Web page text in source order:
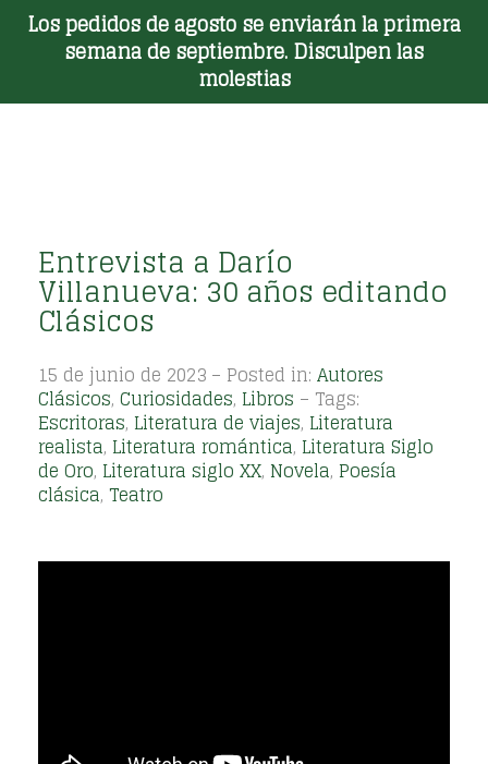
Los pedidos de agosto se enviarán la primera
semana de septiembre. Disculpen las
molestias
Toggle Menu
Entrevista a Darío
Villanueva: 30 años editando
Clásicos
15 de junio de 2023 – Posted in: Autores
Clásicos, Curiosidades, Libros – Tags:
Escritoras, Literatura de viajes, Literatura
realista, Literatura romántica, Literatura Siglo
de Oro, Literatura siglo XX, Novela, Poesía
clásica, Teatro